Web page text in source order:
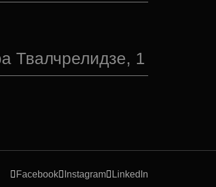
Твалчрелидзе, 1
Facebook Instagram LinkedIn